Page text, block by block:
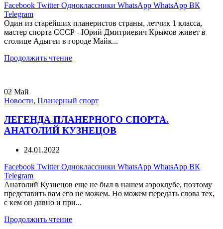
Facebook Twitter Одноклассники WhatsApp WhatsApp ВК
Telegram
Один из старейших планеристов страны, летчик 1 класса,
мастер спорта СССР - Юрий Дмитриевич Крымов живет в
столице Адыгеи в городе Майк...
Продолжить чтение
02 Май
Новости, Планерный спорт
ЛЕГЕНДА ПЛАНЕРНОГО СПОРТА.
АНАТОЛИЙ КУЗНЕЦОВ
24.01.2022
Facebook Twitter Одноклассники WhatsApp WhatsApp ВК
Telegram
Анатолий Кузнецов еще не был в нашем аэроклубе, поэтому
представить вам его не можем. Но можем передать слова тех,
с кем он давно и при...
Продолжить чтение